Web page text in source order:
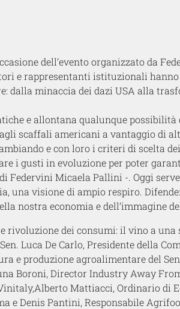
dell’evento organizzato da
e rappresentanti istituzionali hanno
minaccia dei dazi USA alla
e allontana qualunque possibilità
scaffali americani a vantaggio di
e con loro i criteri di scelta
i gusti in evoluzioneper poter
Federvini Micaela Pallini -. Oggi serv
una visionedi ampio respiro.
a nostra economia e dell’immagine
rivoluzione dei consumi: il vino a una
Sen. Luca De Carlo, Presidente della
e produzione agroalimentaredel
Boroni, Director Industry Away
,Alberto Mattiacci, Ordinario di
eDenis Pantini, Responsabile